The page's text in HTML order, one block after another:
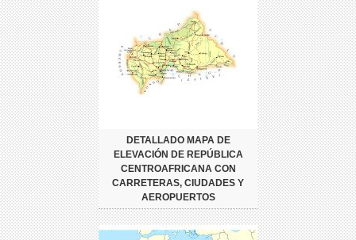
DETALLADO MAPA DE
ELEVACIÓN DE REPÚBLICA
CENTROAFRICANA CON
CARRETERAS, CIUDADES Y
AEROPUERTOS